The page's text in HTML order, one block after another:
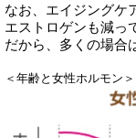
なお、エイジングケ
エストロゲンも減っ
だから、多くの場合
＜年齢と女性ホルモン＞